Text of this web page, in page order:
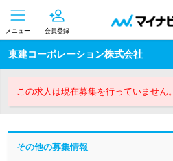
メニュー 会員登録
東建コーポレーション株式会社
この求人は現在募集を行っていません。
その他の募集情報